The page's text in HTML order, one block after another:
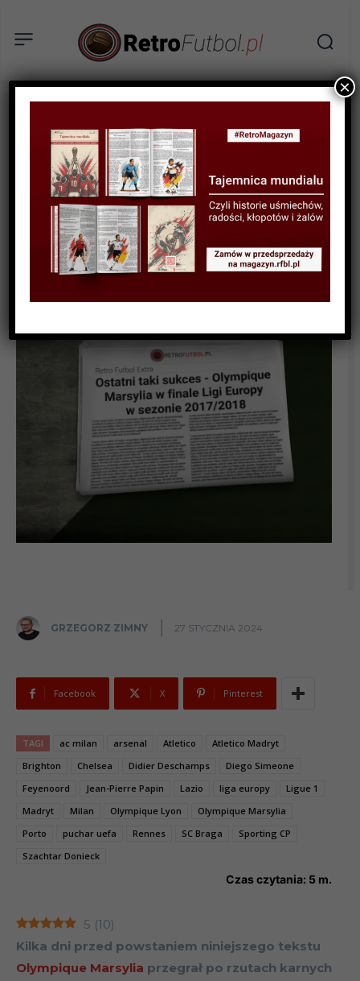
AKTUALNOŚCI
Ostatni taki sukces –
Olympique Marsylia w
finale Ligi Europy w
sezonie 2017/2018
GRZEGORZ ZIMNY 27 STYCZNIA 2024
Facebook X Pinterest
TAGI ac milan arsenal Atletico
Atletico Madryt
Brighton
Chelsea Didier Deschamps
Diego Simeone
Feyenoord
Jean-Pierre Papin Lazio liga europy
Ligue 1
Madryt
Milan Olympique Lyon
Olympique Marsylia
Porto
puchar uefa Rennes SC Braga
Sporting CP
Szachtar Donieck
Czas czytania: 5 m.
5 (10)
Kilka dni przed powstaniem niniejszego tekstu
Olympique Marsylia przegrał po rzutach karnych
×